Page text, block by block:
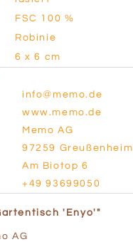
FSC 100 %
Robinie
6 x 6 cm
info@memo.de
www.memo.de
Memo AG
97259 Greußenheim
Am Biotop 6
+49 93699050
'Enyo'"
AG